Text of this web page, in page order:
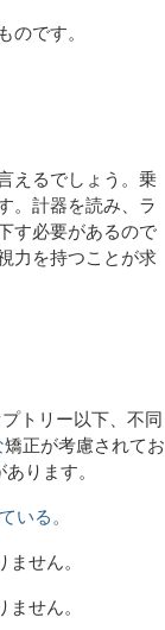
です。
えるでしょう。乗
。計器を読み、ラ
す必要があるので
力を持つことが求
トリー以下、不同
矯正が考慮されてお
ります。
いる。
せん。
せん。